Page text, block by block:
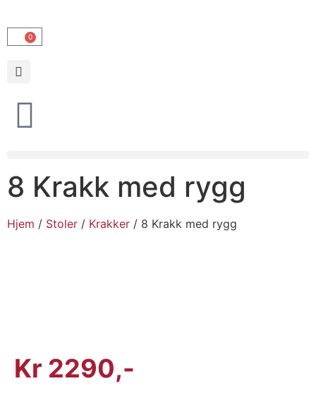
0
8 Krakk med rygg
Hjem / Stoler / Krakker / 8 Krakk med rygg
Kr 2290